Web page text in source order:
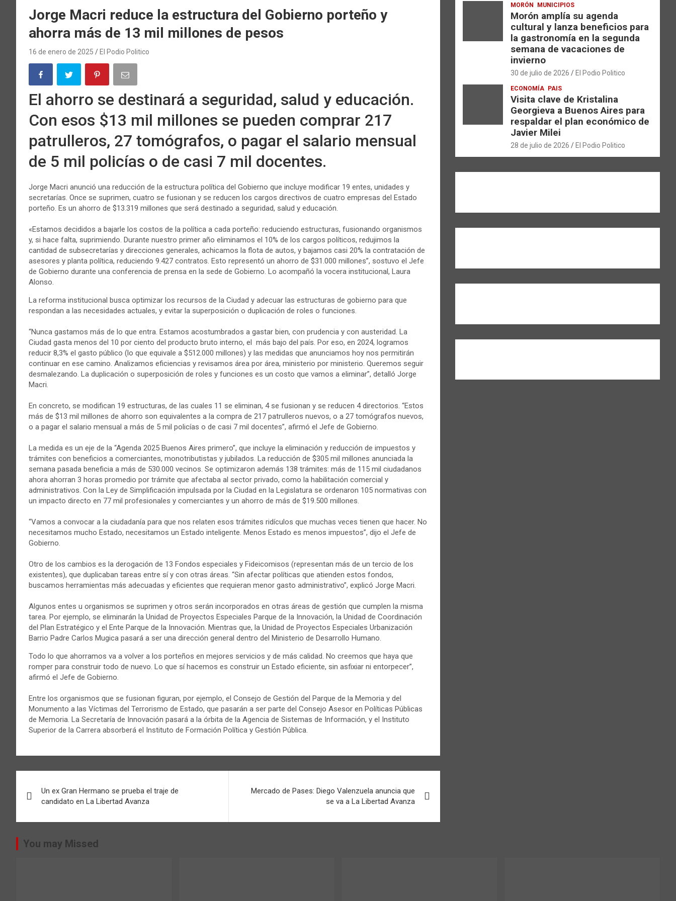
Jorge Macri reduce la estructura del Gobierno porteño y
ahorra más de 13 mil millones de pesos
16 de enero de 2025 El Podio Politico
El ahorro se destinará a seguridad, salud y educación.
Con esos $13 mil millones se pueden comprar 217
patrulleros, 27 tomógrafos, o pagar el salario mensual
de 5 mil policías o de casi 7 mil docentes.
Jorge Macri anunció una reducción de la estructura política del Gobierno que incluye modificar 19 entes, unidades y
secretarías. Once se suprimen, cuatro se fusionan y se reducen los cargos directivos de cuatro empresas del Estado
porteño. Es un ahorro de $13.319 millones que será destinado a seguridad, salud y educación.
«Estamos decididos a bajarle los costos de la política a cada porteño: reduciendo estructuras, fusionando organismos
y, si hace falta, suprimiendo. Durante nuestro primer año eliminamos el 10% de los cargos políticos, redujimos la
cantidad de subsecretarías y direcciones generales, achicamos la flota de autos, y bajamos casi 20% la contratación de
asesores y planta política, reduciendo 9.427 contratos. Esto representó un ahorro de $31.000 millones”, sostuvo el Jefe
de Gobierno durante una conferencia de prensa en la sede de Gobierno. Lo acompañó la vocera institucional, Laura
Alonso.
La reforma institucional busca optimizar los recursos de la Ciudad y adecuar las estructuras de gobierno para que
respondan a las necesidades actuales, y evitar la superposición o duplicación de roles o funciones.
“Nunca gastamos más de lo que entra. Estamos acostumbrados a gastar bien, con prudencia y con austeridad. La
Ciudad gasta menos del 10 por ciento del producto bruto interno, el más bajo del país. Por eso, en 2024, logramos
reducir 8,3% el gasto público (lo que equivale a $512.000 millones) y las medidas que anunciamos hoy nos permitirán
continuar en ese camino. Analizamos eficiencias y revisamos área por área, ministerio por ministerio. Queremos seguir
desmalezando. La duplicación o superposición de roles y funciones es un costo que vamos a eliminar”, detalló Jorge
Macri.
En concreto, se modifican 19 estructuras, de las cuales 11 se eliminan, 4 se fusionan y se reducen 4 directorios. “Estos
más de $13 mil millones de ahorro son equivalentes a la compra de 217 patrulleros nuevos, o a 27 tomógrafos nuevos,
o a pagar el salario mensual a más de 5 mil policías o de casi 7 mil docentes”, afirmó el Jefe de Gobierno.
La medida es un eje de la “Agenda 2025 Buenos Aires primero”, que incluye la eliminación y reducción de impuestos y
trámites con beneficios a comerciantes, monotributistas y jubilados. La reducción de $305 mil millones anunciada la
semana pasada beneficia a más de 530.000 vecinos. Se optimizaron además 138 trámites: más de 115 mil ciudadanos
ahora ahorran 3 horas promedio por trámite que afectaba al sector privado, como la habilitación comercial y
administrativos. Con la Ley de Simplificación impulsada por la Ciudad en la Legislatura se ordenaron 105 normativas con
un impacto directo en 77 mil profesionales y comerciantes y un ahorro de más de $19.500 millones.
“Vamos a convocar a la ciudadanía para que nos relaten esos trámites ridículos que muchas veces tienen que hacer. No
necesitamos mucho Estado, necesitamos un Estado inteligente. Menos Estado es menos impuestos”, dijo el Jefe de
Gobierno.
Otro de los cambios es la derogación de 13 Fondos especiales y Fideicomisos (representan más de un tercio de los
existentes), que duplicaban tareas entre sí y con otras áreas. “Sin afectar políticas que atienden estos fondos,
buscamos herramientas más adecuadas y eficientes que requieran menor gasto administrativo”, explicó Jorge Macri.
Algunos entes u organismos se suprimen y otros serán incorporados en otras áreas de gestión que cumplen la misma
tarea. Por ejemplo, se eliminarán la Unidad de Proyectos Especiales Parque de la Innovación, la Unidad de Coordinación
del Plan Estratégico y el Ente Parque de la Innovación. Mientras que, la Unidad de Proyectos Especiales Urbanización
Barrio Padre Carlos Mugica pasará a ser una dirección general dentro del Ministerio de Desarrollo Humano.
Todo lo que ahorramos va a volver a los porteños en mejores servicios y de más calidad. No creemos que haya que
romper para construir todo de nuevo. Lo que sí hacemos es construir un Estado eficiente, sin asfixiar ni entorpecer”,
afirmó el Jefe de Gobierno.
Entre los organismos que se fusionan figuran, por ejemplo, el Consejo de Gestión del Parque de la Memoria y del
Monumento a las Víctimas del Terrorismo de Estado, que pasarán a ser parte del Consejo Asesor en Políticas Públicas
de Memoria. La Secretaría de Innovación pasará a la órbita de la Agencia de Sistemas de Información, y el Instituto
Superior de la Carrera absorberá el Instituto de Formación Política y Gestión Pública.
de
entradas
Un ex Gran Hermano se prueba el traje de
candidato en La Libertad Avanza
Mercado de Pases: Diego Valenzuela anuncia que
se va a La Libertad Avanza
MORÓN MUNICIPIOS
Morón amplía su agenda
cultural y lanza beneficios para
la gastronomía en la segunda
semana de vacaciones de
invierno
30 de julio de 2026 El Podio Politico
ECONOMÍA PAIS
Visita clave de Kristalina
Georgieva a Buenos Aires para
respaldar el plan económico de
Javier Milei
28 de julio de 2026 El Podio Politico
You may Missed